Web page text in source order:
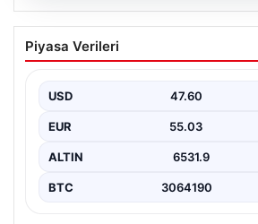
05.08.2026
Merkez Bankası faiz kararı
Ekonomistlerin nisan ayı
Piyasa Verileri
USD 47.60
EUR 55.03
ALTIN 6531.9
BTC 3064190